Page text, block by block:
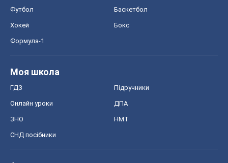
Футбол Баскетбол
Хокей Бокс
Формула-1
Моя школа
ГДЗ Підручники
Онлайн уроки ДПА
ЗНО НМТ
СНД посібники